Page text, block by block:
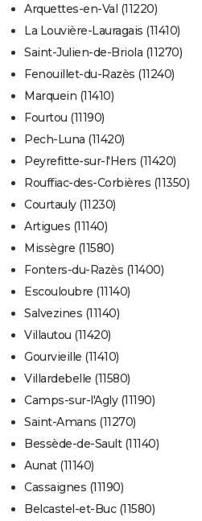
Arquettes-en-Val (11220)
La Louvière-Lauragais (11410)
Saint-Julien-de-Briola (11270)
Fenouillet-du-Razès (11240)
Marquein (11410)
Fourtou (11190)
Pech-Luna (11420)
Peyrefitte-sur-l'Hers (11420)
Rouffiac-des-Corbières (11350)
Courtauly (11230)
Artigues (11140)
Missègre (11580)
Fonters-du-Razès (11400)
Escouloubre (11140)
Salvezines (11140)
Villautou (11420)
Gourvieille (11410)
Villardebelle (11580)
Camps-sur-l'Agly (11190)
Saint-Amans (11270)
Bessède-de-Sault (11140)
Aunat (11140)
Cassaignes (11190)
Belcastel-et-Buc (11580)